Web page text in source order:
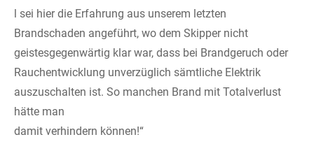
l sei hier die Erfahrung aus unserem letzten
Brandschaden angeführt, wo dem Skipper nicht
geistesgegenwärtig klar war, dass bei Brandgeruch oder
Rauchentwicklung unverzüglich sämtliche Elektrik
auszuschalten ist. So manchen Brand mit Totalverlust
hätte man
damit verhindern können!“